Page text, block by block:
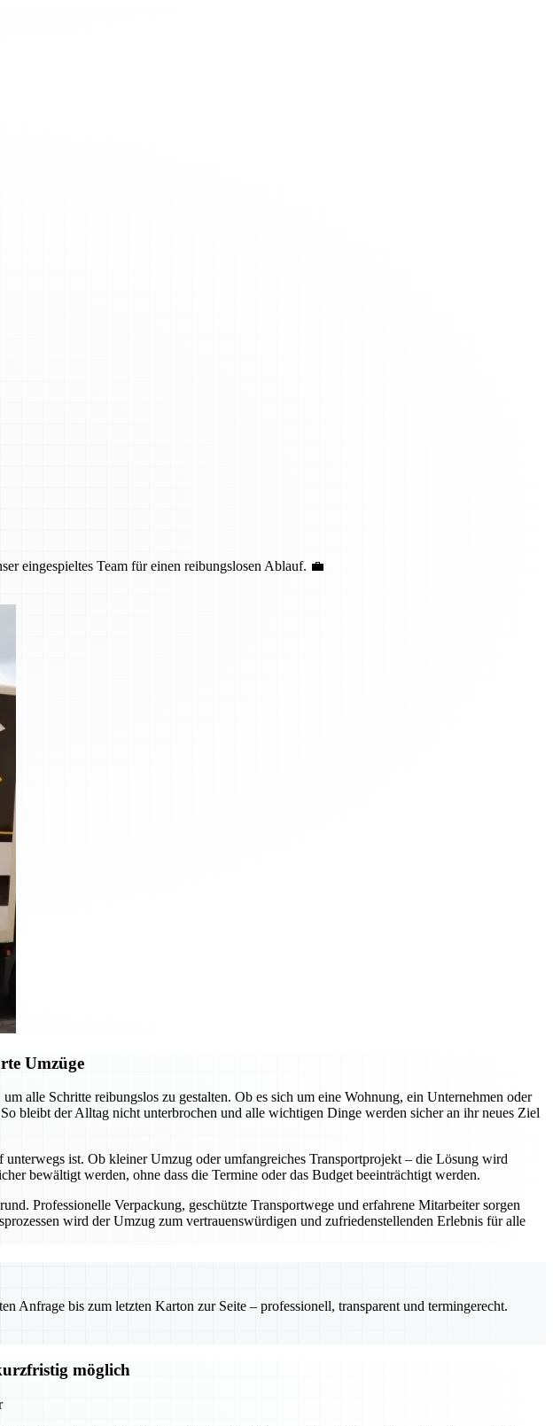
eingespieltes Team für einen reibungslosen Ablauf. 💼
Umzüge
alle Schritte reibungslos zu gestalten. Ob es sich um eine Wohnung, ein Unternehmen oder
bleibt der Alltag nicht unterbrochen und alle wichtigen Dinge werden sicher an ihr neues Ziel
ist. Ob kleiner Umzug oder umfangreiches Transportprojekt – die Lösung wird
bewältigt werden, ohne dass die Termine oder das Budget beeinträchtigt werden.
Professionelle Verpackung, geschützte Transportwege und erfahrene Mitarbeiter sorgen
wird der Umzug zum vertrauenswürdigen und zufriedenstellenden Erlebnis für alle
Anfrage bis zum letzten Karton zur Seite – professionell, transparent und termingerecht.
möglich